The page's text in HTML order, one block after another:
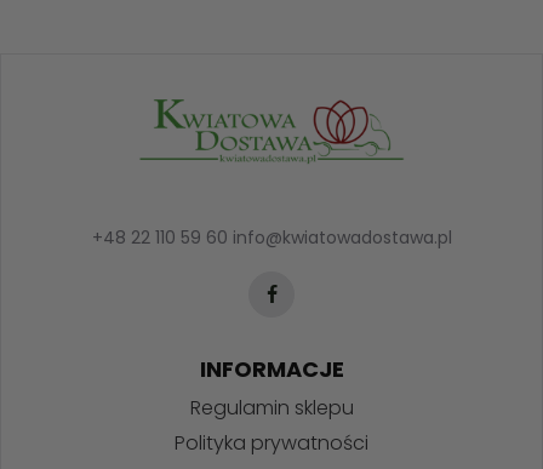
+48 22 110 59 60 info@kwiatowadostawa.pl
INFORMACJE
Regulamin sklepu
Polityka prywatności